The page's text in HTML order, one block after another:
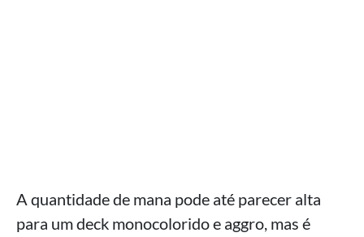
A quantidade de mana pode até parecer alta
para um deck monocolorido e aggro, mas é